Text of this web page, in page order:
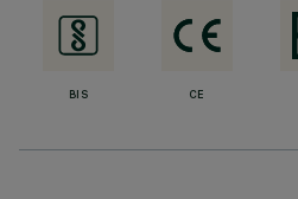
BIS CE